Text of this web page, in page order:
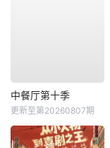
中餐厅第十季
更新至第20260807期